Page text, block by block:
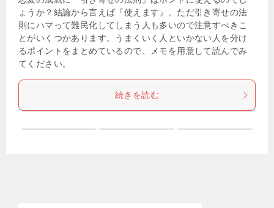
ょうか？結論から言えば『使えます』。ただ引き寄せの法
則にハマって難民化してしまう人も多いので注意すべきこ
とがいくつかあります。うまくいく人といかない人を分け
るポイントをまとめているので、メモを用意して読んでみ
てください。
続きを読む